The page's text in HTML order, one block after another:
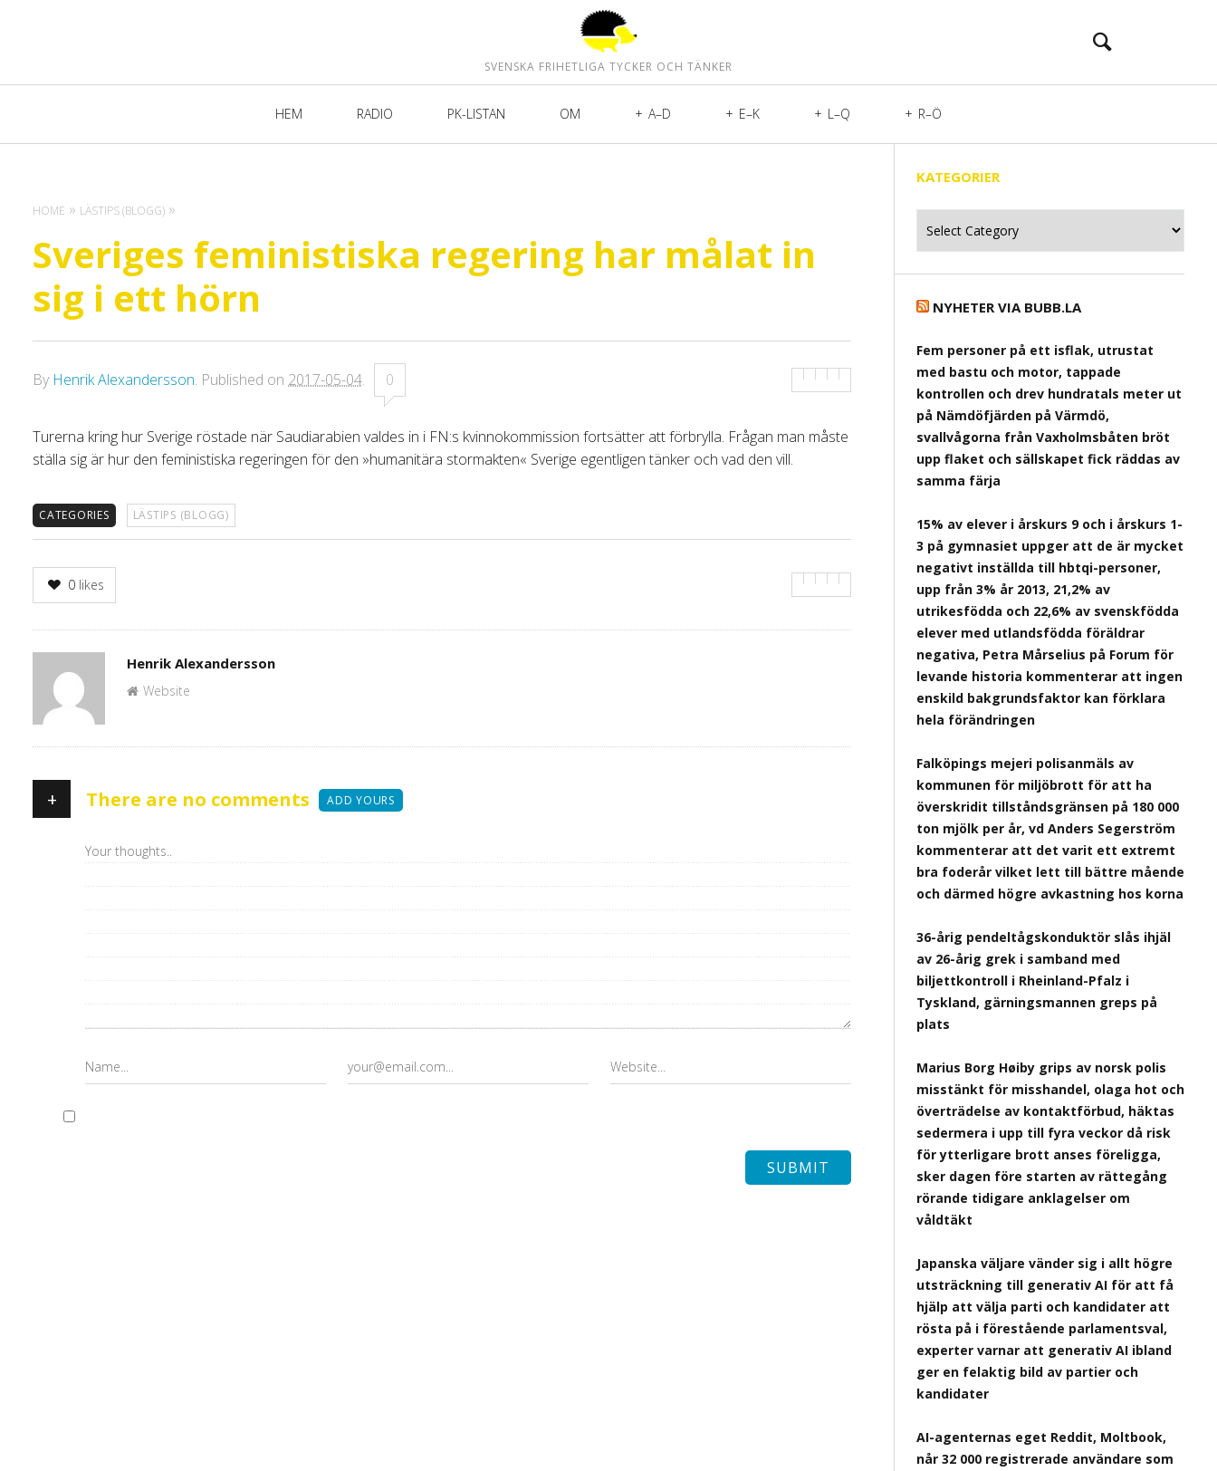
SVENSKA FRIHETLIGA TYCKER OCH TÄNKER
HEM RADIO PK-LISTAN OM A–D E–K L–Q R–Ö
HOME LÄSTIPS (BLOGG)
Sveriges feministiska regering har målat in
sig i ett hörn
By Henrik Alexandersson. Published on 2017-05-04. 0
Turerna kring hur Sverige röstade när Saudiarabien valdes in i FN:s kvinnokommission fortsätter att förbrylla. Frågan man måste
ställa sig är hur den feministiska regeringen för den »humanitära stormakten« Sverige egentligen tänker och vad den vill.
CATEGORIES LÄSTIPS (BLOGG)
0 likes
Author
Henrik Alexandersson
Website
+ There are no comments ADD YOURS
KATEGORIER
NYHETER VIA BUBB.LA
Fem personer på ett isflak, utrustat
med bastu och motor, tappade
kontrollen och drev hundratals meter ut
på Nämdöfjärden på Värmdö,
svallvågorna från Vaxholmsbåten bröt
upp flaket och sällskapet fick räddas av
samma färja
15% av elever i årskurs 9 och i årskurs 1-
3 på gymnasiet uppger att de är mycket
negativt inställda till hbtqi-personer,
upp från 3% år 2013, 21,2% av
utrikesfödda och 22,6% av svenskfödda
elever med utlandsfödda föräldrar
negativa, Petra Mårselius på Forum för
levande historia kommenterar att ingen
enskild bakgrundsfaktor kan förklara
hela förändringen
Falköpings mejeri polisanmäls av
kommunen för miljöbrott för att ha
överskridit tillståndsgränsen på 180 000
ton mjölk per år, vd Anders Segerström
kommenterar att det varit ett extremt
bra foderår vilket lett till bättre mående
och därmed högre avkastning hos korna
36-årig pendeltågskonduktör slås ihjäl
av 26-årig grek i samband med
biljettkontroll i Rheinland-Pfalz i
Tyskland, gärningsmannen greps på
plats
Marius Borg Høiby grips av norsk polis
misstänkt för misshandel, olaga hot och
överträdelse av kontaktförbud, häktas
sedermera i upp till fyra veckor då risk
för ytterligare brott anses föreligga,
sker dagen före starten av rättegång
rörande tidigare anklagelser om
våldtäkt
Japanska väljare vänder sig i allt högre
utsträckning till generativ AI för att få
hjälp att välja parti och kandidater att
rösta på i förestående parlamentsval,
experter varnar att generativ AI ibland
ger en felaktig bild av partier och
kandidater
AI-agenternas eget Reddit, Moltbook,
når 32 000 registrerade användare som